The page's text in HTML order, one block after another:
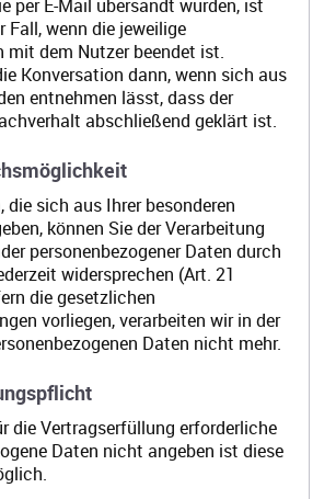
per E-Mail übersandt wurden, ist
Fall, wenn die jeweilige
mit dem Nutzer beendet ist.
Konversation dann, wenn sich aus
entnehmen lässt, dass der
abschließend geklärt ist.
die sich aus Ihrer besonderen
können Sie der Verarbeitung
personenbezogener Daten durch
widersprechen (Art. 21
die gesetzlichen
vorliegen, verarbeiten wir in der
Daten nicht mehr.
die Vertragserfüllung erforderliche
Daten nicht angeben ist diese